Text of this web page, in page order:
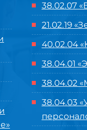
38.02.07
21.02.19
40.02.04
38.04.01
38.04.02
38.04.03